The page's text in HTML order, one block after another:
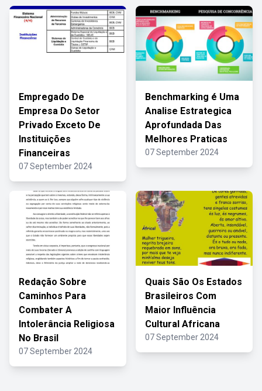
Empregado De
Empresa Do Setor
Privado Exceto De
Instituições
Financeiras
07 September 2024
Benchmarking é Uma
Analise Estrategica
Aprofundada Das
Melhores Praticas
07 September 2024
Redação Sobre
Caminhos Para
Combater A
Intolerância Religiosa
No Brasil
07 September 2024
Quais São Os Estados
Brasileiros Com
Maior Influência
Cultural Africana
07 September 2024